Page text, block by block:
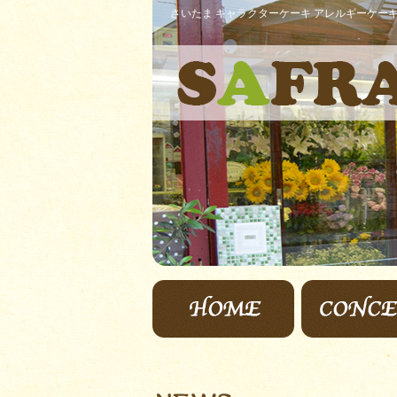
さいたま キャラクターケーキ アレルギーケー